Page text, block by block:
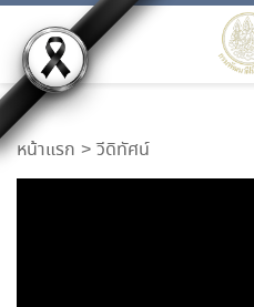
หน้าแรก วีดิทัศน์